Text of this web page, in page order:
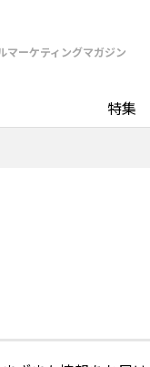
マーケティングマガジン
特集